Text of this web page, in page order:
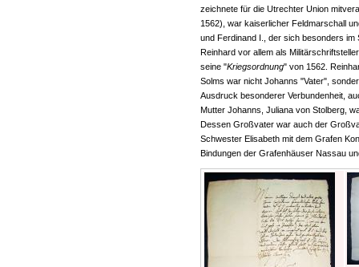
zeichnete für die Utrechter Union
1562), war kaiserlicher Feldmarschall
und Ferdinand I., der sich besonders
Reinhard vor allem als
seine "Kriegsordnung" von 1562.
Solms war nicht Johanns "Vater",
Ausdruck besonderer Verbundenheit,
Mutter Johanns, Juliana von Stolberg,
Dessen Großvater war auch der
Schwester Elisabeth mit dem Grafen
Bindungen der Grafenhäuser Nassau